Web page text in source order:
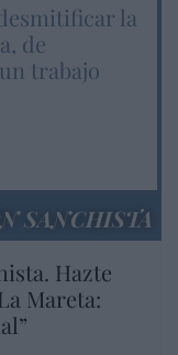
la
de
trabajo
SANCHISTA
Hazte
Mareta: